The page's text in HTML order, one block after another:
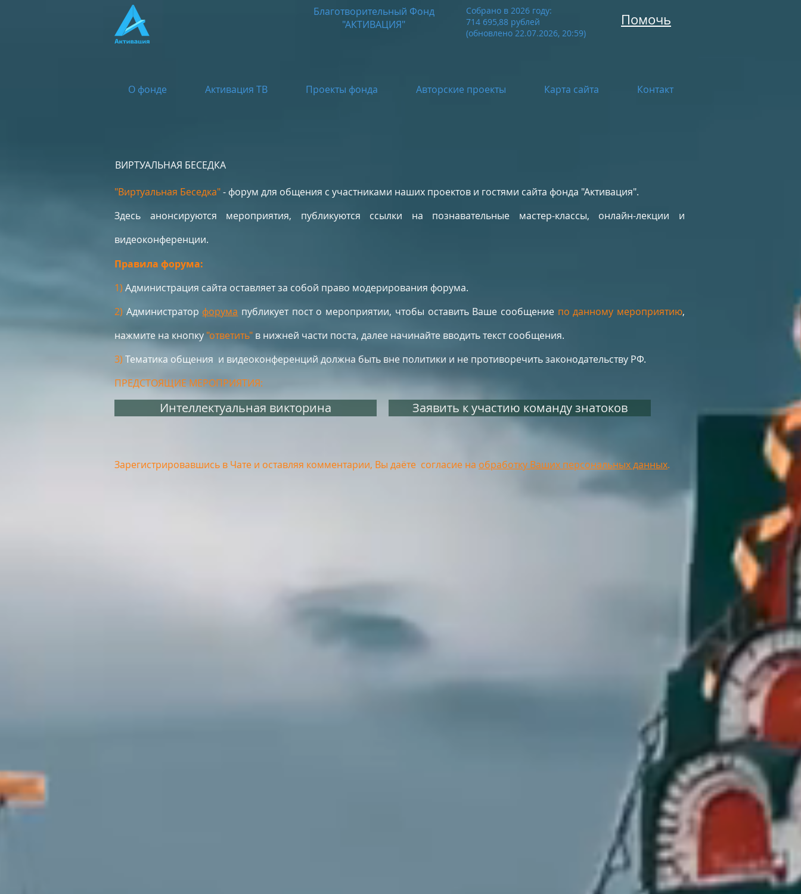
Благотворительный Фонд
"АКТИВАЦИЯ"
Собрано в 2026 году:
714 695,88 рублей
(обновлено 22.07.2026, 20:59)
Помочь
О фонде Активация ТВ Проекты фонда Авторские проекты Карта сайта Контакт
ВИРТУАЛЬНАЯ БЕСЕДКА
"Виртуальная Беседка"- форум для общения с участниками наших проектов и гостями сайта фонда "Активация".
Здесь анонсируются мероприятия, публикуются ссылки на познавательные мастер-классы, онлайн-лекции и
видеоконференции.
Правила форума:
1) Администрация сайта оставляет за собой право модерирования форума.
2) Администратор форума публикует пост о мероприятии, чтобы оставить Ваше сообщение по данному мероприятию,
нажмите на кнопку "ответить" в нижней части поста, далее начинайте вводить текст сообщения.
3) Тематика общения и видеоконференций должна быть вне политики и не противоречить законодательству РФ.
ПРЕДСТОЯЩИЕ МЕРОПРИЯТИЯ:
Интеллектуальная викторина Заявить к участию команду знатоков
Зарегистрировавшись в Чате и оставляя комментарии, Вы даёте согласие на обработку Ваших персональных данных.